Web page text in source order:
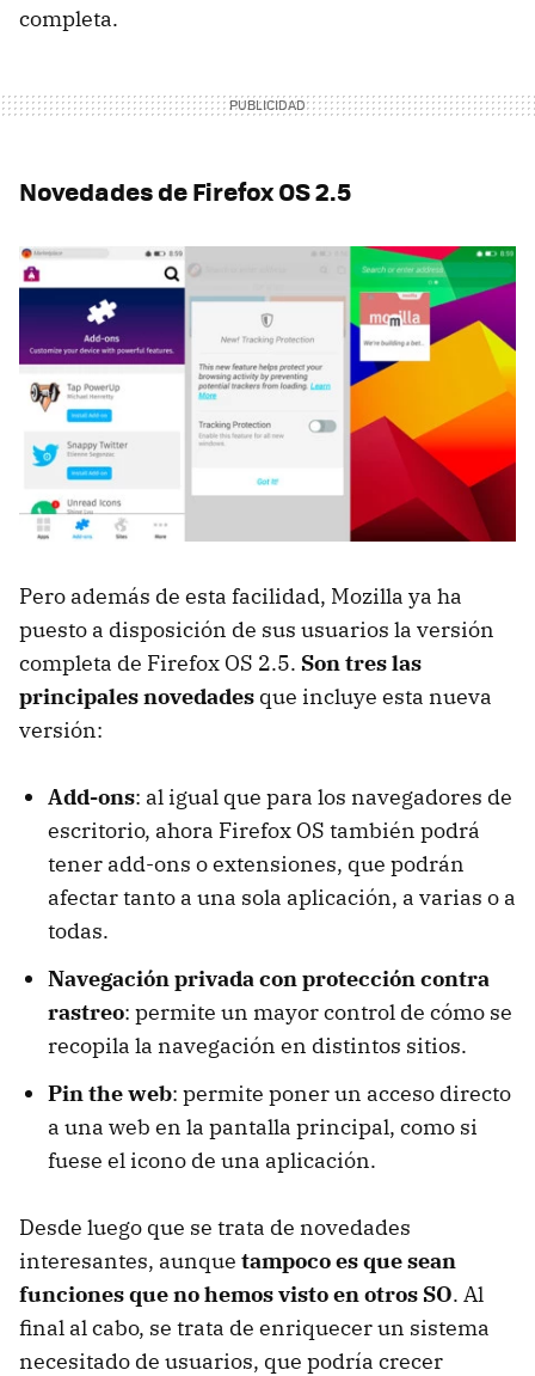
completa.
Novedades de Firefox OS 2.5
Pero además de esta facilidad, Mozilla ya ha
puesto a disposición de sus usuarios la versión
completa de Firefox OS 2.5. Son tres las
principales novedades que incluye esta nueva
versión:
Add-ons: al igual que para los navegadores de
escritorio, ahora Firefox OS también podrá
tener add-ons o extensiones, que podrán
afectar tanto a una sola aplicación, a varias o a
todas.
Navegación privada con protección contra
rastreo: permite un mayor control de cómo se
recopila la navegación en distintos sitios.
Pin the web: permite poner un acceso directo
a una web en la pantalla principal, como si
fuese el icono de una aplicación.
Desde luego que se trata de novedades
interesantes, aunque tampoco es que sean
funciones que no hemos visto en otros SO. Al
final al cabo, se trata de enriquecer un sistema
necesitado de usuarios, que podría crecer